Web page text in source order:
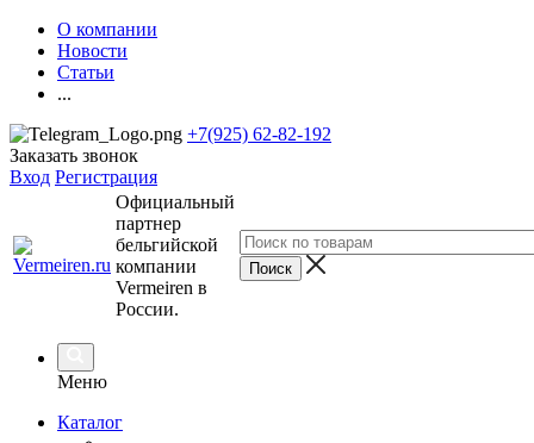
О компании
Новости
Статьи
...
+7(925) 62-82-192
Заказать звонок
Вход Регистрация
Официальный
партнер
бельгийской
компании
Vermeiren в
России.
Меню
Каталог